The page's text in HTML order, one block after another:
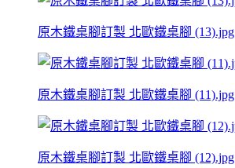
原木鐵桌腳訂製 北歐鐵桌腳 (13).jpg
原木鐵桌腳訂製 北歐鐵桌腳 (11).jpg
原木鐵桌腳訂製 北歐鐵桌腳 (12).jpg